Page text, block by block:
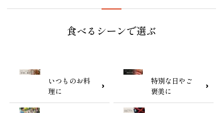
食べるシーンで選ぶ
いつものお料
理に
特別な日やご
褒美に